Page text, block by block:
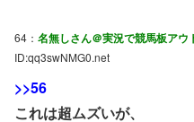
64： 名無しさん＠実況で競馬板アウ
ID:qq3swNMG0.net
>>56
これは超ムズいが、